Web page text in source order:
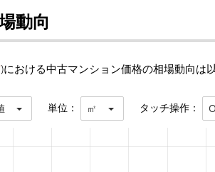
動向
)における中古マンション価格の相場動向は
単位： ㎡ タッチ操作：